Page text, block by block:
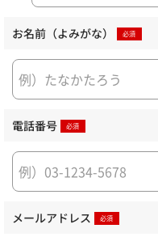
お名前（よみがな）
電話番号
メールアドレス